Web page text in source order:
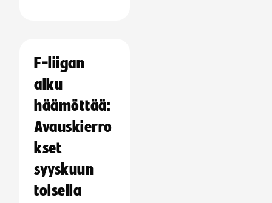
F-liigan
alku
häämöttää:
Avauskierro
kset
syyskuun
toisella